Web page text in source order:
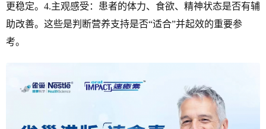
更稳定。4.主观感受：患者的体力、食欲、精神状态是否有辅
助改善。这些是判断营养支持是否“适合”并起效的重要参
考。